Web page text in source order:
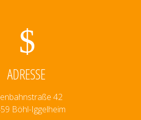
ADRESSE
42
Böhl-Iggelheim